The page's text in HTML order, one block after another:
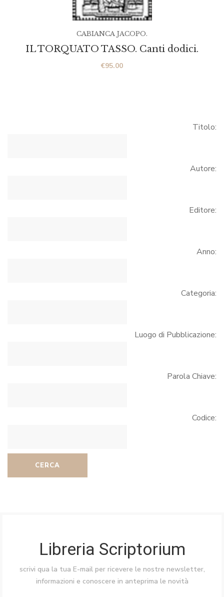
IL TORQUATO TASSO. Canti dodici.
€95.00
CABIANCA JACOPO.
Titolo:
Autore:
Editore:
Anno:
Categoria:
Luogo di Pubblicazione:
Parola Chiave:
Codice:
CERCA
Libreria Scriptorium
scrivi qua la tua E-mail per ricevere le nostre newsletter,
informazioni e conoscere in anteprima le novità